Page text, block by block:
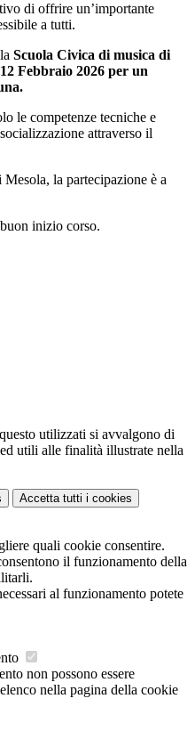
di offrire un’importante
a tutti.
Scuola Civica di musica di
Febbraio 2026 per un
le competenze tecniche e
attraverso il
la partecipazione è a
inizio corso.
utilizzati si avvalgono di
utili alle finalità illustrate nella
Accetta tutti i cookies
quali cookie consentire.
il funzionamento della
al funzionamento potete
non possono essere
nella pagina della cookie